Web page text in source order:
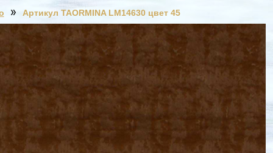
Артикул TAORMINA LM14630 цвет 45